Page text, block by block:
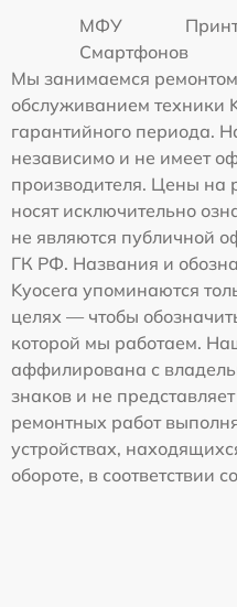
МФУ
Смартфонов
Мы занимаемся
обслуживанием техники
гарантийного периода.
независимо и не имеет
производителя. Цены на
носят исключительно
не являются публичной
ГК РФ. Названия и
Kyocera упоминаются
целях — чтобы
которой мы работаем.
аффилирована с
знаков и не
ремонтных работ
устройствах,
обороте, в соответствии